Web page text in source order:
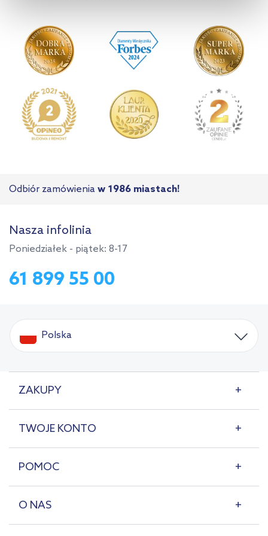
informacji na temat plików cookie i tego, dlaczego ich przepisy,
przejdź do zakładek „Informacje o plikach cookie”.
Odbiór zamówienia w 1986 miastach!
Nasza infolinia
Poniedziałek - piątek: 8-17
61 899 55 00
Polska
ZAKUPY
TWOJE KONTO
POMOC
O NAS